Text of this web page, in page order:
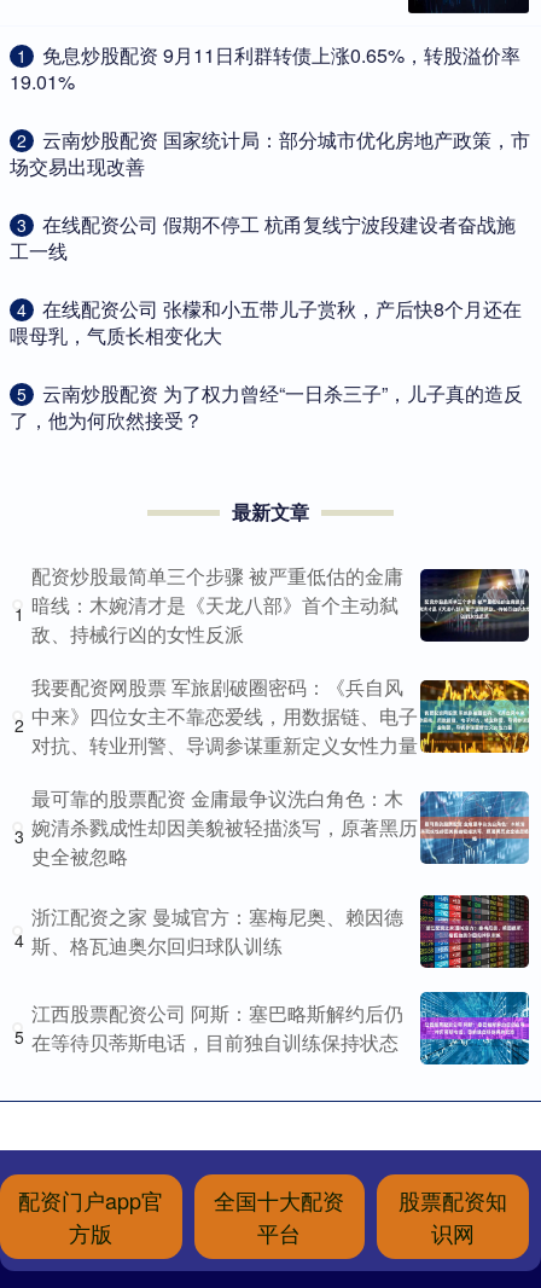
1
​免息炒股配资 9月11日利群转债上涨0.65%，转股溢价率
19.01%
2
​云南炒股配资 国家统计局：部分城市优化房地产政策，市
场交易出现改善
3
​在线配资公司 假期不停工 杭甬复线宁波段建设者奋战施
工一线
4
​在线配资公司 张檬和小五带儿子赏秋，产后快8个月还在
喂母乳，气质长相变化大
5
​云南炒股配资 为了权力曾经“一日杀三子”，儿子真的造反
了，他为何欣然接受？
最新文章
1
配资炒股最简单三个步骤 被严重低估的金庸
暗线：木婉清才是《天龙八部》首个主动弑
敌、持械行凶的女性反派
2
我要配资网股票 军旅剧破圈密码：《兵自风
中来》四位女主不靠恋爱线，用数据链、电子
对抗、转业刑警、导调参谋重新定义女性力量
3
最可靠的股票配资 金庸最争议洗白角色：木
婉清杀戮成性却因美貌被轻描淡写，原著黑历
史全被忽略
4
浙江配资之家 曼城官方：塞梅尼奥、赖因德
斯、格瓦迪奥尔回归球队训练
5
江西股票配资公司 阿斯：塞巴略斯解约后仍
在等待贝蒂斯电话，目前独自训练保持状态
配资门户app官
方版
全国十大配资
平台
股票配资知
识网